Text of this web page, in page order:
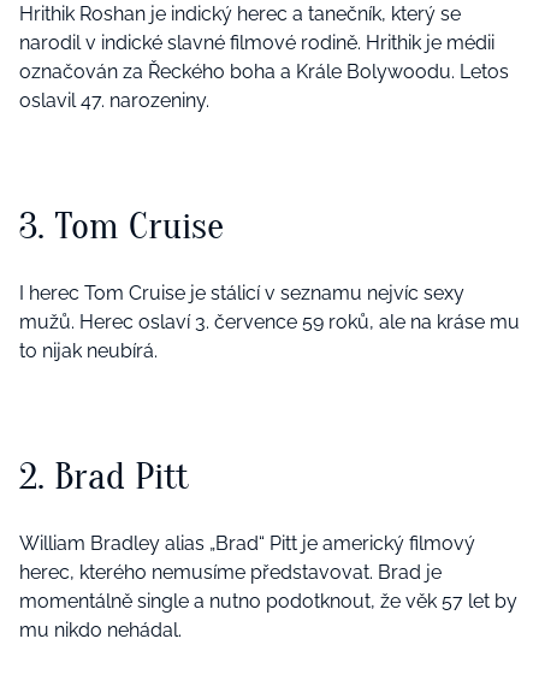
Hrithik Roshan je indický herec a tanečník, který se
narodil v indické slavné filmové rodině. Hrithik je médii
označován za Řeckého boha a Krále Bolywoodu. Letos
oslavil 47. narozeniny.
3. Tom Cruise
I herec Tom Cruise je stálicí v seznamu nejvíc sexy
mužů. Herec oslaví 3. července 59 roků, ale na kráse mu
to nijak neubírá.
2. Brad Pitt
William Bradley alias „Brad“ Pitt je americký filmový
herec, kterého nemusíme představovat. Brad je
momentálně single a nutno podotknout, že věk 57 let by
mu nikdo nehádal.